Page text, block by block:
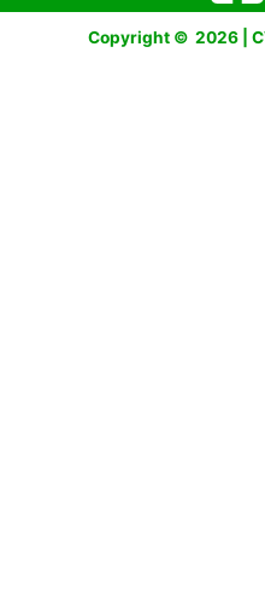
Copyright © 2026 |